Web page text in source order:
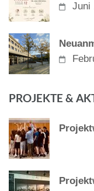
Juni
PROJEKTE &